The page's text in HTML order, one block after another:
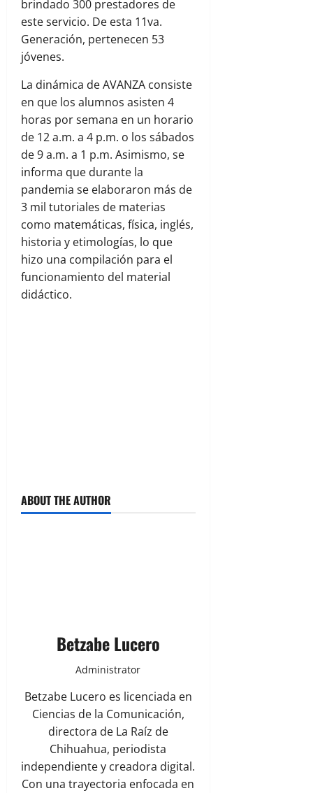
brindado 300 prestadores de
este servicio. De esta 11va.
Generación, pertenecen 53
jóvenes.
La dinámica de AVANZA consiste
en que los alumnos asisten 4
horas por semana en un horario
de 12 a.m. a 4 p.m. o los sábados
de 9 a.m. a 1 p.m. Asimismo, se
informa que durante la
pandemia se elaboraron más de
3 mil tutoriales de materias
como matemáticas, física, inglés,
historia y etimologías, lo que
hizo una compilación para el
funcionamiento del material
didáctico.
ABOUT THE AUTHOR
Betzabe Lucero
Administrator
Betzabe Lucero es licenciada en
Ciencias de la Comunicación,
directora de La Raíz de
Chihuahua, periodista
independiente y creadora digital.
Con una trayectoria enfocada en